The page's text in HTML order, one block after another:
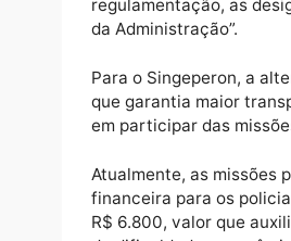
altera as regras para
comarcas de
A principal mudança
definida de
da Administração”.
Para o Singeperon,